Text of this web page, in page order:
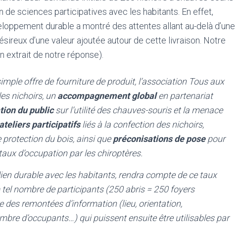
de sciences participatives avec les habitants. En effet,
durable a montré des attentes allant au-delà d’une
d’une valeur ajoutée autour de cette livraison. Notre
extrait de notre réponse).
offre de fourniture de produit, l’association Tous aux
nichoirs, unaccompagnement globalen partenariat
du publicsur l’utilité des chauves-souris et la menace
ateliers participatifsliés à la confection des nichoirs,
protection du bois, ainsi quepréconisations de posepour
d’occupation par les chiroptères.
durable avec les habitants, rendra compte de ce taux
tel nombre de participants (250 abris = 250 foyers
des remontées d’information (lieu, orientation,
d’occupants…) qui puissent ensuite être utilisables par